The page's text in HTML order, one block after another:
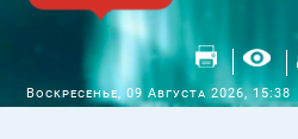
Воскресенье, 09 Августа 2026, 15:38